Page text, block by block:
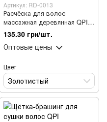
Артикул: RD-0013
Расчёска для волос
массажная деревянная QPI
Professional 23 см RD-0013
135.30 грн/шт.
Оптовые цены
Цвет
Золотистый